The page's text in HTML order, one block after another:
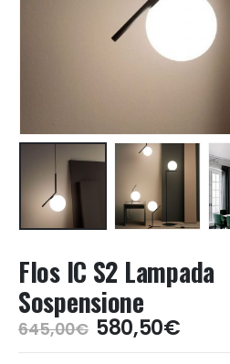
Flos IC S2 Lampada
Sospensione
645,00€ Il
prezzo
580,50€Il